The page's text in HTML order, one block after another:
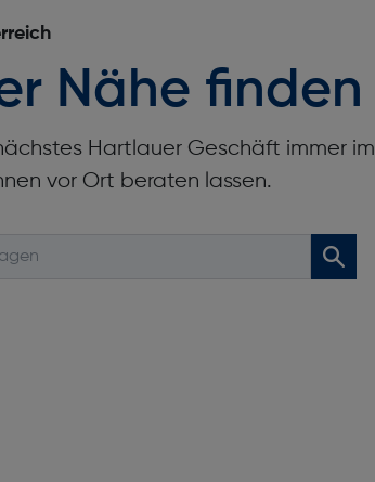
Nähe finden
Hartlauer Geschäft immer im
vor Ort beraten lassen.